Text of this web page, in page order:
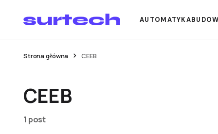
AUTOMATYKA
Strona główna CEEB
CEEB
1 post